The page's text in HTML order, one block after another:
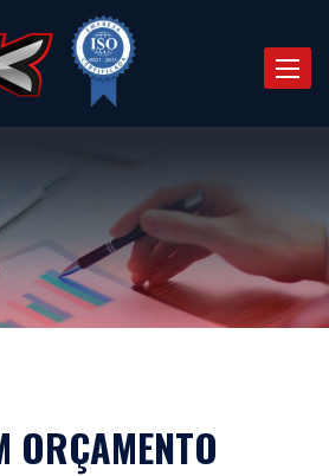
Toggle
ORÇAMENTO